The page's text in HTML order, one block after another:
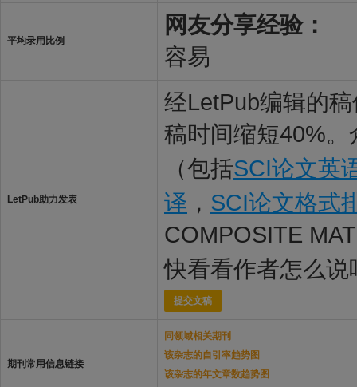
平均录用比例
网友分享经验：
容易
LetPub助力发表
经LetPub编辑的
稿时间缩短40%
（包括SCI论文英
译 ， SCI论文格式
COMPOSITE
快看看作者怎么说
提交文稿
期刊常用信息链接
同领域相关期刊
该杂志的自引率趋势图
该杂志的年文章数趋势图